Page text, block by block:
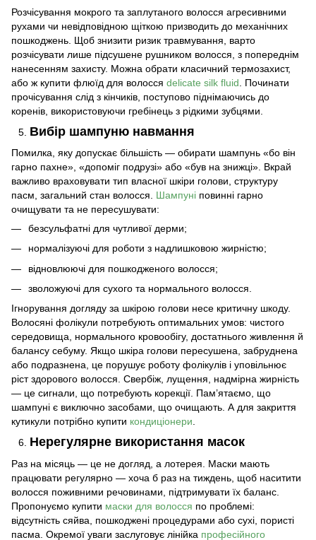
Розчісування мокрого та заплутаного волосся агресивними
рухами чи невідповідною щіткою призводить до механічних
пошкоджень. Щоб знизити ризик травмування, варто
розчісувати лише підсушене рушником волосся, з попереднім
нанесенням захисту. Можна обрати класичний термозахист,
або ж купити флюїд для волосся delicate silk fluid . Починати
прочісування слід з кінчиків, поступово піднімаючись до
коренів, використовуючи гребінець з рідкими зубцями.
Вибір шампуню навмання
Помилка, яку допускає більшість — обирати шампунь «бо він
гарно пахне», «допоміг подрузі» або «був на знижці». Вкрай
важливо враховувати тип власної шкіри голови, структуру
пасм, загальний стан волосся. Шампуні повинні гарно
очищувати та не пересушувати:
безсульфатні для чутливої дерми;
нормалізуючі для роботи з надлишковою жирністю;
відновлюючі для пошкодженого волосся;
зволожуючі для сухого та нормального волосся.
Ігнорування догляду за шкірою голови несе критичну шкоду.
Волосяні фолікули потребують оптимальних умов: чистого
середовища, нормального кровообігу, достатнього живлення й
балансу себуму. Якщо шкіра голови пересушена, забруднена
або подразнена, це порушує роботу фолікулів і уповільнює
ріст здорового волосся. Свербіж, лущення, надмірна жирність
— це сигнали, що потребують корекції. Пам’ятаємо, що
шампуні є виключно засобами, що очищають. А для закриття
кутикули потрібно купити кондиціонери.
Нерегулярне використання масок
Раз на місяць — це не догляд, а лотерея. Маски мають
працювати регулярно — хоча б раз на тиждень, щоб наситити
волосся поживними речовинами, підтримувати їх баланс.
Пропонуємо купити маски для волосся по проблемі:
відсутність сяйва, пошкоджені процедурами або сухі, пористі
пасма. Окремої уваги заслуговує лінійка професійного